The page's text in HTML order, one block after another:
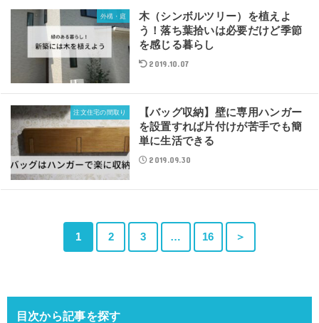
外構・庭
木（シンボルツリー）を植えよ
う！落ち葉拾いは必要だけど季節
を感じる暮らし
2019.10.07
注文住宅の間取り
【バッグ収納】壁に専用ハンガー
を設置すれば片付けが苦手でも簡
単に生活できる
2019.09.30
1 2 3 … 16 ＞
目次から記事を探す